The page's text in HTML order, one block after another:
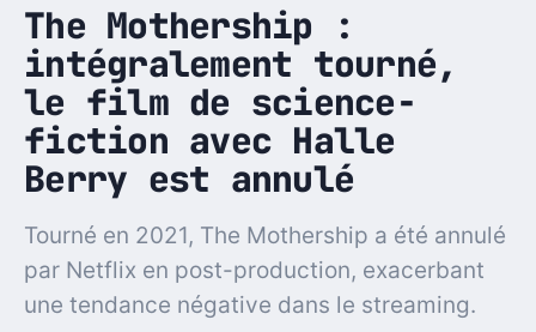
The Mothership :
intégralement tourné,
le film de science-
fiction avec Halle
Berry est annulé
Tourné en 2021, The Mothership a été annulé
par Netflix en post-production, exacerbant
une tendance négative dans le streaming.